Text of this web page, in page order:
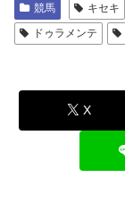
競馬 キセキ
ドゥラメンテ
X